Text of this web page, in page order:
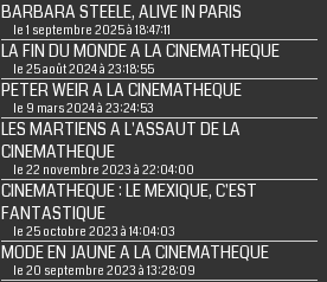
BARBARA STEELE, ALIVE IN PARIS
le 1 septembre 2025 à 18:47:11
LA FIN DU MONDE A LA CINEMATHEQUE
le 25 août 2024 à 23:18:55
PETER WEIR A LA CINEMATHEQUE
le 9 mars 2024 à 23:24:53
LES MARTIENS A L'ASSAUT DE LA
CINEMATHEQUE
le 22 novembre 2023 à 22:04:00
CINEMATHEQUE : LE MEXIQUE, C'EST
FANTASTIQUE
le 25 octobre 2023 à 14:04:03
MODE EN JAUNE A LA CINEMATHEQUE
le 20 septembre 2023 à 13:28:09